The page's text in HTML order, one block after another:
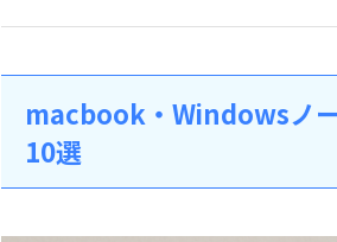
macbook・Windowsノ
10選